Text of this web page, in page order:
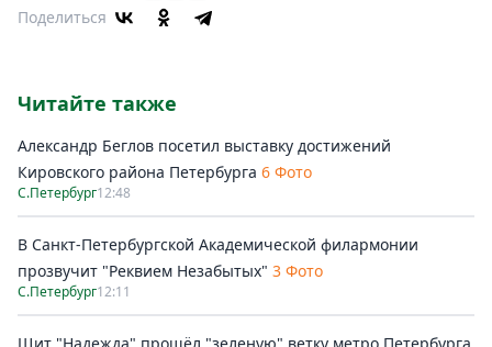
Поделиться
Читайте также
Александр Беглов посетил выставку достижений
Кировского района Петербурга 6 Фото
С.Петербург12:48
В Санкт-Петербургской Академической филармонии
прозвучит "Реквием Незабытых" 3 Фото
С.Петербург12:11